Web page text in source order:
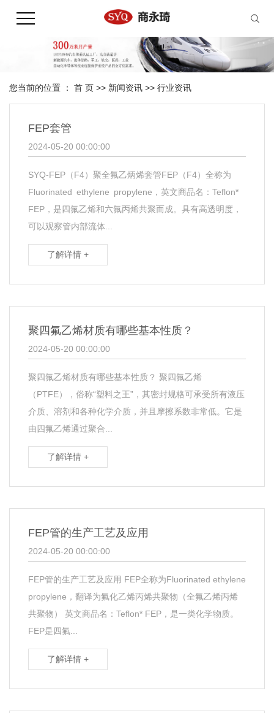
您当前的位置 ： 首 页 >> 新闻资讯 >> 行业资讯
FEP套管
2024-05-20 00:00:00
SYQ-FEP（F4）聚全氟乙炳烯套管FEP（F4）全称为
Fluorinated ethylene propylene，英文商品名：Teflon*
FEP，是四氟乙烯和六氟丙烯共聚而成。具有高透明度，
可以观察管内部流体...
了解详情 +
聚四氟乙烯材质有哪些基本性质？
2024-05-20 00:00:00
聚四氟乙烯材质有哪些基本性质？ 聚四氟乙烯
（PTFE），俗称“塑料之王”，其密封规格可承受所有液压
介质、溶剂和各种化学介质，并且摩擦系数非常低。它是
由四氟乙烯通过聚合...
了解详情 +
FEP管的生产工艺及应用
2024-05-20 00:00:00
FEP管的生产工艺及应用 FEP全称为Fluorinated ethylene
propylene，翻译为氟化乙烯丙烯共聚物（全氟乙烯丙烯
共聚物） 英文商品名：Teflon* FEP，是一类化学物质。
FEP是四氟...
了解详情 +